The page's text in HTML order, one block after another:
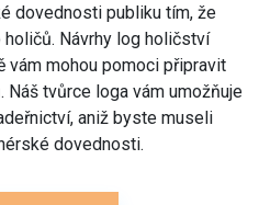
dovednosti publiku tím, že
Návrhy log holičství
vám mohou pomoci připravit
tvůrce loga vám umožňuje
aniž byste museli
dovednosti.